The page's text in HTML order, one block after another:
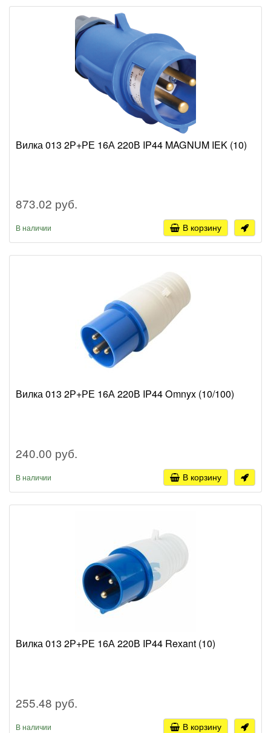
Вилка 013 2Р+РЕ 16А 220В IP44 MAGNUM IEK (10)
873.02 руб.
В наличии В корзину
Вилка 013 2Р+РЕ 16А 220В IP44 Omnyx (10/100)
240.00 руб.
В наличии В корзину
Вилка 013 2Р+РЕ 16А 220В IP44 Rexant (10)
255.48 руб.
В наличии В корзину